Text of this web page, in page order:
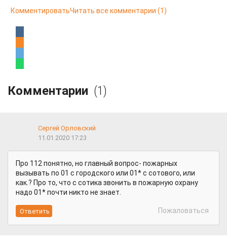
КомментироватьЧитать все комментарии (1)
Комментарии (1)
Сергей Орловский
11.01.2020 17:23
Про 112 понятно, но главный вопрос- пожарных
вызывать по 01 с городского или 01* с сотового, или
как.? Про то, что с сотика звонить в пожарную охрану
надо 01* почти никто не знает.
Пожаловаться